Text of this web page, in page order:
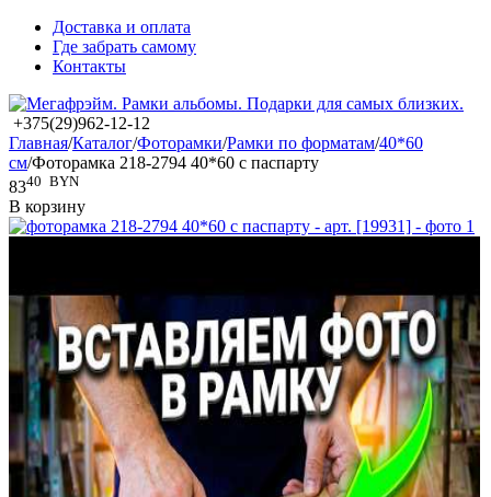
Доставка и оплата
Где забрать самому
Контакты
+375(29)962-12-12
Главная/Каталог/Фоторамки/Рамки по форматам/40*60
см/Фоторамка 218-2794 40*60 с паспарту
8340 BYN
В корзину